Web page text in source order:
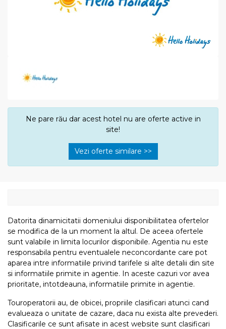
Ne pare rău dar acest hotel nu are oferte active in
site!
Vezi oferte similare >>
Datorita dinamicitatii domeniului disponibilitatea ofertelor
se modifica de la un moment la altul. De aceea ofertele
sunt valabile in limita locurilor disponibile. Agentia nu este
responsabila pentru eventualele neconcordante care pot
aparea intre informatiile privind tarifele si alte detalii din site
si informatiile primite in agentie. In aceste cazuri vor avea
prioritate, intotdeauna, informatiile primite in agentie.
Touroperatorii au, de obicei, propriile clasificari atunci cand
evalueaza o unitate de cazare, daca nu exista alte prevederi.
Clasificarile ce sunt afisate in acest website sunt clasificari